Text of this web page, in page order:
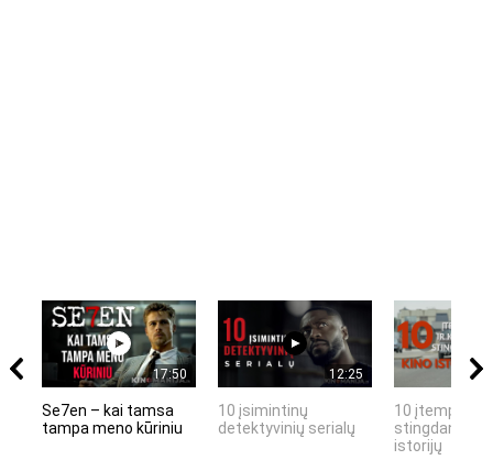
17:50
Se7en – kai tamsa
tampa meno kūriniu
12:25
10 įsimintinų
detektyvinių serialų
10 įtemptų,
stingdančių
istorijų